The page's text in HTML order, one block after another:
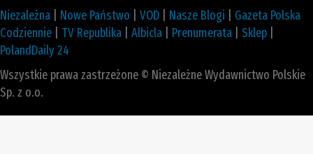
Niezależna
Nowe Państwo VOD Nasze Blogi
Gazeta Polska
Codziennie
TV Republika Albicla Prenumerata Sklep
PolandDaily 24
Wszystkie prawa zastrzeżone © Niezależne Wydawnictwo Polskie
Sp. z o.o.